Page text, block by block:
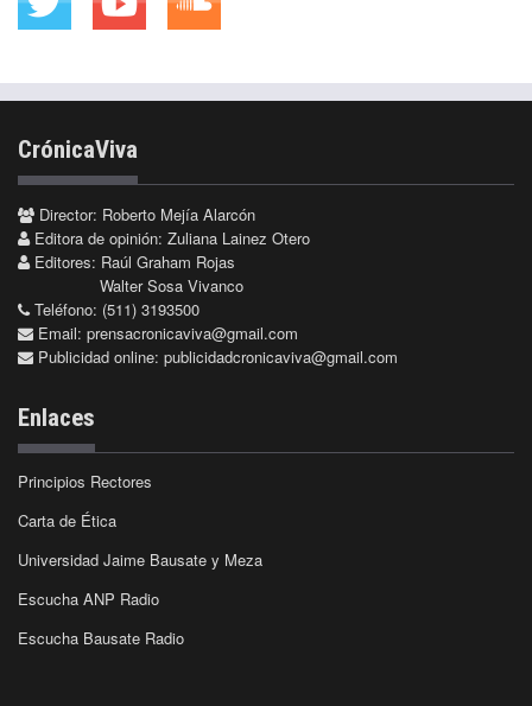
CrónicaViva
Director: Roberto Mejía Alarcón
Editora de opinión: Zuliana Lainez Otero
Editores: Raúl Graham Rojas
Walter Sosa Vivanco
Teléfono: (511) 3193500
Email: prensacronicaviva@gmail.com
Publicidad online: publicidadcronicaviva@gmail.com
Enlaces
Principios Rectores
Carta de Ética
Universidad Jaime Bausate y Meza
Escucha ANP Radio
Escucha Bausate Radio